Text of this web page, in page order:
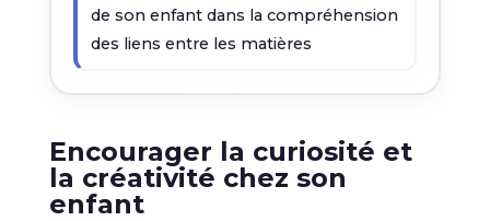
de son enfant dans la compréhension
des liens entre les matières
Encourager la curiosité et
la créativité chez son
enfant